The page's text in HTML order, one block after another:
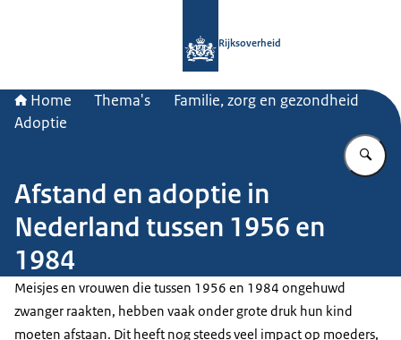
Rijksoverheid
Home Thema's
Familie, zorg en gezondheid
Adoptie
Afstand en adoptie in
Nederland tussen 1956 en
1984
Meisjes en vrouwen die tussen 1956 en 1984 ongehuwd
zwanger raakten, hebben vaak onder grote druk hun kind
moeten afstaan. Dit heeft nog steeds veel impact op moeders,